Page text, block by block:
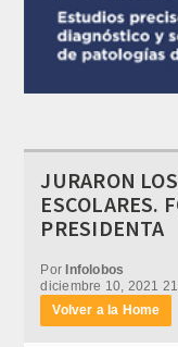
JURARON
ESCOLARES.
PRESIDENTA
PorInfolobos
diciembre 10, 2021
Volver a la Home